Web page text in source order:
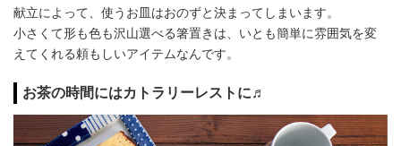
献立によって、使うお皿はおのずと決まってしまいます。
小さくて形も色も沢山選べる箸置きは、いとも簡単に雰囲気を変
えてくれる頼もしいアイテムなんです。
お茶の時間にはカトラリーレストに♬